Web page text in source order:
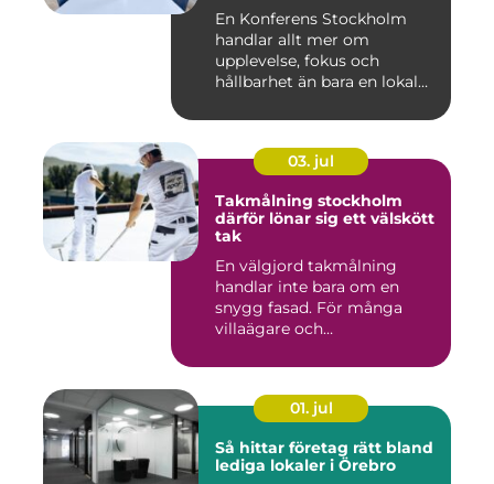
En Konferens Stockholm
handlar allt mer om
upplevelse, fokus och
hållbarhet än bara en lokal
03. jul
Takmålning stockholm
därför lönar sig ett välskött
tak
En välgjord takmålning
handlar inte bara om en
snygg fasad. För många
villaägare och
01. jul
Så hittar företag rätt bland
lediga lokaler i Örebro